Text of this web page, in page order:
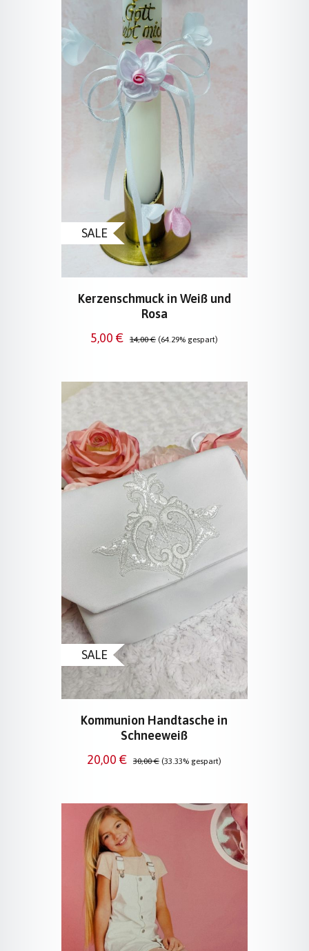
SALE
Kerzenschmuck in Weiß und
Rosa
Verkaufspreis:
5,00 € Regulärer Preis:
14,00 € (64.29% gespart)
SALE
Kommunion Handtasche in
Schneeweiß
Verkaufspreis:
20,00 € Regulärer Preis:
30,00 € (33.33% gespart)